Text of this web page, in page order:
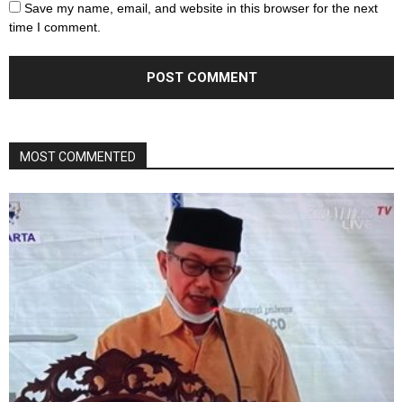
Save my name, email, and website in this browser for the next
time I comment.
MOST COMMENTED